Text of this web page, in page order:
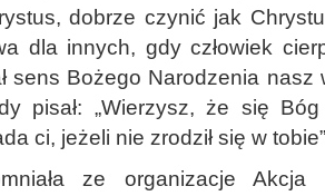
dobrze czynić jak
dla innych, gdy człowiek
sens Bożego Narodzenia
pisał: „Wierzysz, że się
ci, jeżeli nie zrodził się w
ze organizacje